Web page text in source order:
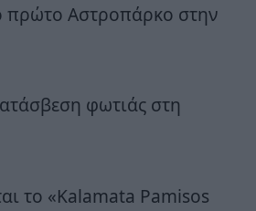
πρώτο Αστροπάρκο στην
φωτιάς στη
το «Kalamata Pamisos